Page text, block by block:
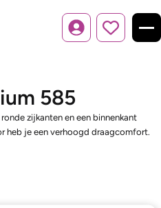
Inloggen
585
zijkanten en een binnenkant
heb je een verhoogd draagcomfort.